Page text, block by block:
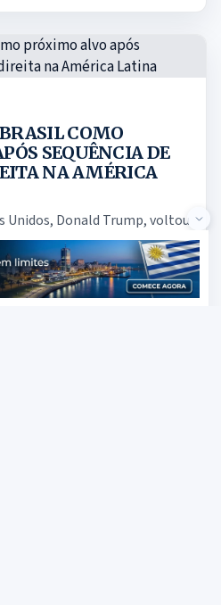
COMO
SEQUÊNCIA DE
NA AMÉRICA
Unidos, Donald Trump, voltou
vitórias da direita na América